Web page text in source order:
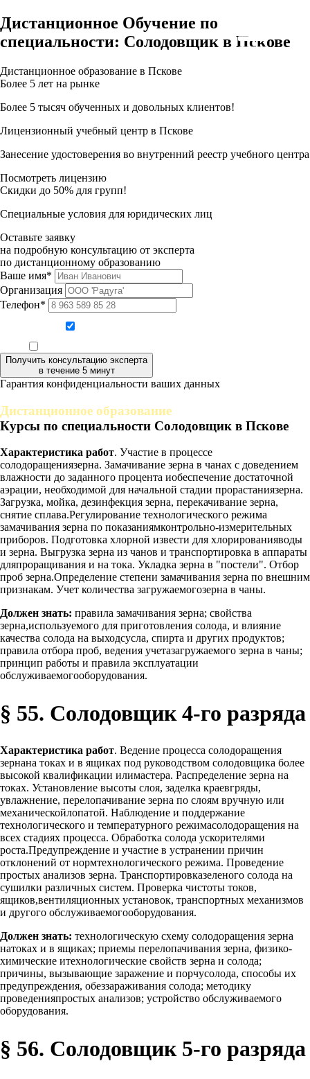
Дистанционное Обучение по
специальности: Солодовщик в Пскове
Дистанционное образование в Пскове
Более 5 лет на рынке
Более 5 тысяч обученных и довольных клиентов!
Лицензионный учебный центр в Пскове
Занесение удостоверения во внутренний реестр учебного центра
Посмотреть лицензию
Скидки до 50% для групп!
Специальные условия для юридических лиц
Оставьте заявку
на подробную консультацию от эксперта
по дистанционному образованию
Ваше имя*
Организация
Телефон*
Получить консультацию эксперта
в течение 5 минут
Гарантия конфиденциальности ваших данных
Дистанционное образование
Курсы по специальности Солодовщик в Пскове
Характеристика работ. Участие в процессе
солодоращениязерна. Замачивание зерна в чанах с доведением
влажности до заданного процента иобеспечение достаточной
аэрации, необходимой для начальной стадии прорастаниязерна.
Загрузка, мойка, дезинфекция зерна, перекачивание зерна,
снятие сплава.Регулирование технологического режима
замачивания зерна по показаниямконтрольно-измерительных
приборов. Подготовка хлорной извести для хлорированияводы
и зерна. Выгрузка зерна из чанов и транспортировка в аппараты
дляпроращивания и на тока. Укладка зерна в "постели". Отбор
проб зерна.Определение степени замачивания зерна по внешним
признакам. Учет количества загружаемогозерна в чаны.
Должен знать: правила замачивания зерна; свойства
зерна,используемого для приготовления солода, и влияние
качества солода на выходсусла, спирта и других продуктов;
правила отбора проб, ведения учетазагружаемого зерна в чаны;
принцип работы и правила эксплуатации
обслуживаемогооборудования.
§ 55. Солодовщик 4-го разряда
Характеристика работ. Ведение процесса солодоращения
зернана токах и в ящиках под руководством солодовщика более
высокой квалификации илимастера. Распределение зерна на
токах. Установление высоты слоя, заделка краевгряды,
увлажнение, перелопачивание зерна по слоям вручную или
механическойлопатой. Наблюдение и поддержание
технологического и температурного режимасолодоращения на
всех стадиях процесса. Обработка солода ускорителями
роста.Предупреждение и участие в устранении причин
отклонений от нормтехнологического режима. Проведение
простых анализов зерна. Транспортировказеленого солода на
сушилки различных систем. Проверка чистоты токов,
ящиков,вентиляционных установок, транспортных механизмов
и другого обслуживаемогооборудования.
Должен знать: технологическую схему солодоращения зерна
натоках и в ящиках; приемы перелопачивания зерна, физико-
химические итехнологические свойств зерна и солода;
причины, вызывающие заражение и порчусолода, способы их
предупреждения, обеззараживания солода; методику
проведенияпростых анализов; устройство обслуживаемого
оборудования.
§ 56. Солодовщик 5-го разряда